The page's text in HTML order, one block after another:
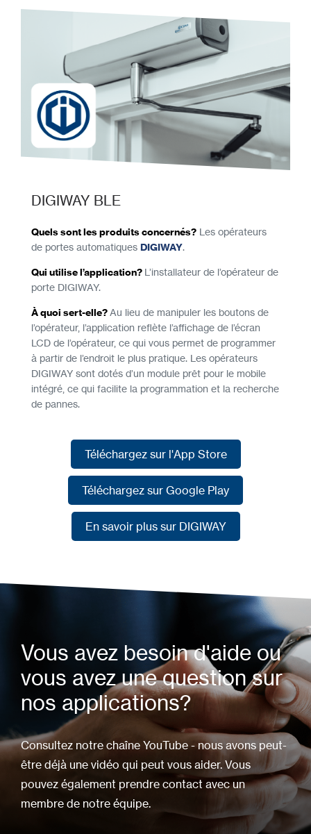
DIGIWAY BLE
Quels sont les produits concernés? Les opérateurs
de portes automatiques DIGIWAY.
Qui utilise l’application? L’installateur de l’opérateur de
porte DIGIWAY.
À quoi sert-elle?Au lieu de manipuler les boutons de
l’opérateur, l’application reflète l’affichage de l’écran
LCD de l’opérateur, ce qui vous permet de programmer
à partir de l’endroit le plus pratique. Les opérateurs
DIGIWAY sont dotés d’un module prêt pour le mobile
intégré, ce qui facilite la programmation et la recherche
de pannes.
Téléchargez sur l'App Store
Téléchargez sur l'App Store
Téléchargez sur Google Play
Téléchargez sur Google Play
En savoir plus sur DIGIWAY
Vous avez besoin d'aide ou
vous avez une question sur
nos applications?
Consultez notre chaîne YouTube - nous avons peut-
être déjà une vidéo qui peut vous aider. Vous
pouvez également prendre contact avec un
membre de notre équipe.